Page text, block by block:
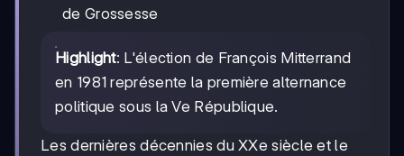
de Grossesse
Highlight: L'élection de François Mitterrand
en 1981 représente la première alternance
politique sous la Ve République.
Les dernières décennies du XXe siècle et le